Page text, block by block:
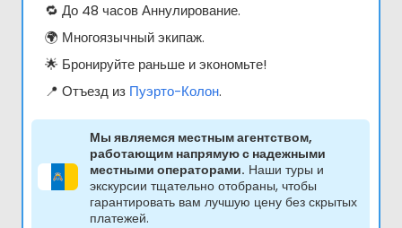
🔁 До 48 часов Аннулирование.
🌍 Многоязычный экипаж.
🌟 Бронируйте раньше и экономьте!
📍 Отъезд из Пуэрто-Колон.
Мы являемся местным агентством,
работающим напрямую с надежными
местными операторами. Наши туры и
экскурсии тщательно отобраны, чтобы
гарантировать вам лучшую цену без скрытых
платежей.